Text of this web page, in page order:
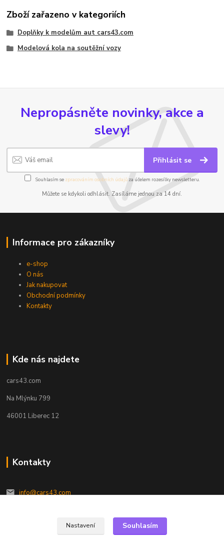
Zboží zařazeno v kategoriích
Doplňky k modelům aut cars43.com
Modelová kola na soutěžní vozy
Nepropásněte novinky, akce a
slevy!
Přihlásit se
Souhlasím se zpracováním osobních údajůza účelem rozesílky newsletteru.
Můžete se kdykoli odhlásit. Zasíláme jednou za 14 dní.
Informace pro zákazníky
e-shop
O nás
Jak nakupovat
Obchodní podmínky
Kontakty
Kde nás najdete
cars43.com
Na Mlýnku 799
46001 Liberec 12
Kontakty
info@cars43.com
Nastavení Souhlasím